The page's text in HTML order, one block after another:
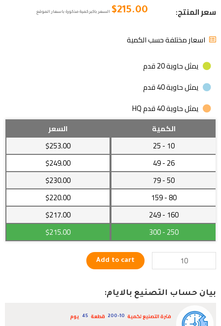
سعر المنتج: $215.00 السعر باكبر كمية مذكورة باسعار الموقع
اسعار مختلفة حسب الكمية
يمثل حاوية 20 قدم
يمثل حاوية 40 قدم
يمثل حاوية 40 قدم HQ
الكمية
السعر
10
- 25
$253.00
26
- 49
$249.00
50
- 79
$230.00
80
- 159
$220.00
160
- 249
$217.00
250
- 300
$215.00
غسالة
أوتوماتيك
مع
فتحة
من
الأعلى
Add to cart
بيان حساب التصنيع بالايام:
فترة التصنيع لكمية 200-10 قطعة 45
يوم